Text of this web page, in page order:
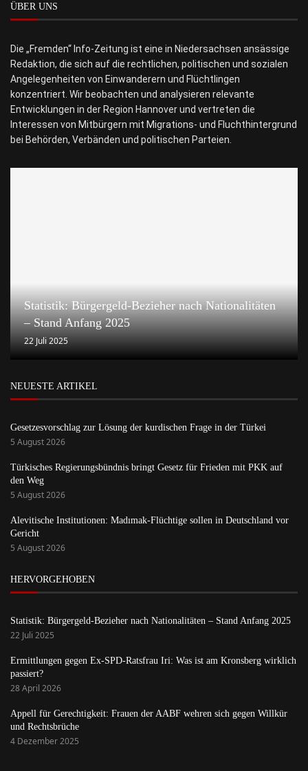
ÜBER UNS
Die „Fremden“ Info-Zeitung ist eine in Niedersachsen ansässige
Redaktion, die sich auf die rechtlichen, politischen und sozialen
Angelegenheiten von Einwanderern und Flüchtlingen
konzentriert. Wir beobachten und analysieren relevante
Entwicklungen in der Region Hannover und vertreten die
Interessen von Mitbürgern mit Migrations- und Fluchthintergrund
bei Behörden, Verbänden und politischen Parteien.
Statistik: Bürgergeld-Bezieher nach Nationalitäten
– Stand Anfang 2025
22 Juli 2025
NEUESTE ARTIKEL
Gesetzesvorschlag zur Lösung der kurdischen Frage in der Türkei
5 August 2026
Türkisches Regierungsbündnis bringt Gesetz für Frieden mit PKK auf
den Weg
5 August 2026
Alevitische Institutionen: Madımak-Flüchtige sollen in Deutschland vor
Gericht
5 August 2026
HERVORGEHOBEN
Statistik: Bürgergeld-Bezieher nach Nationalitäten – Stand Anfang 2025
22 Juli 2025
Ermittlungen gegen Ex-SPD-Ratsfrau Iri: Was ist am Kronsberg wirklich
passiert?
28 April 2026
Appell für Gerechtigkeit: Frauen der AABF wehren sich gegen Willkür
und Rechtsbrüche
4 Dezember 2025